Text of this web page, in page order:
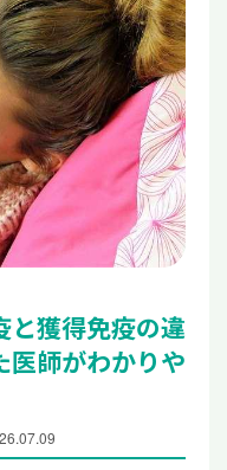
と獲得免疫の違
医師がわかりや